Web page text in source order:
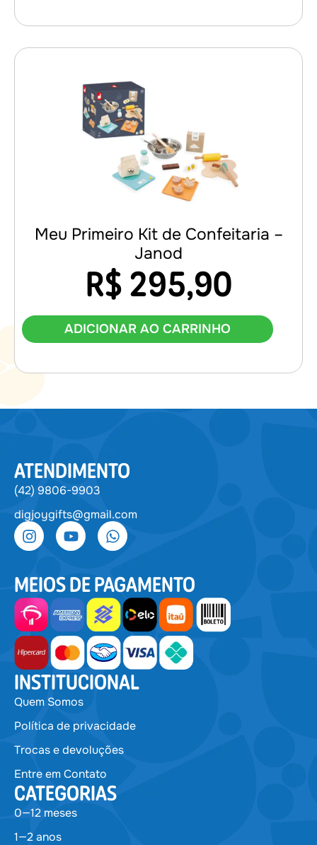
Meu Primeiro Kit de Confeitaria –
Janod
R$ 295,90
ADICIONAR AO CARRINHO
ATENDIMENTO
(42) 9806-9903
digjoygifts@gmail.com
MEIOS DE PAGAMENTO
INSTITUCIONAL
Quem Somos
Política de privacidade
Trocas e devoluções
Entre em Contato
CATEGORIAS
0—12 meses
1—2 anos